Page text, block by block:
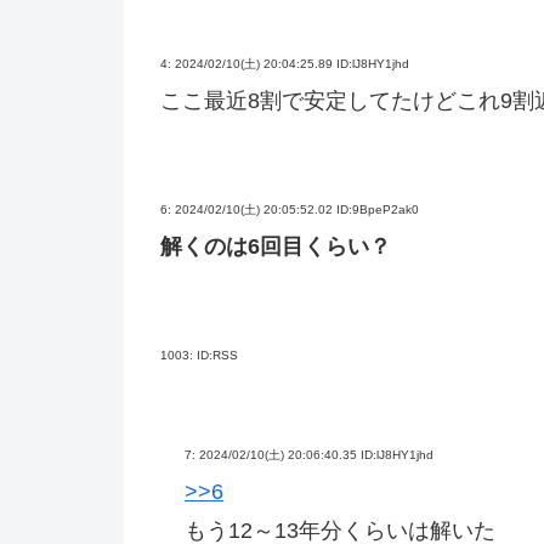
4: 2024/02/10(土) 20:04:25.89 ID:lJ8HY1jhd
ここ最近8割で安定してたけどこれ9
6: 2024/02/10(土) 20:05:52.02 ID:9BpeP2ak0
解くのは6回目くらい？
1003: ID:RSS
7: 2024/02/10(土) 20:06:40.35 ID:lJ8HY1jhd
>>6
もう12～13年分くらいは解いた